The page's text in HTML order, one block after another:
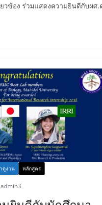
วข้อง ร่วมแสดงความยินดีกับผศ
ดูงาน หลักสูตร